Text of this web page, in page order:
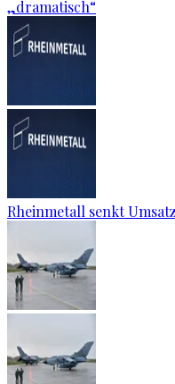
„dramatisch“
Rheinmetall senkt